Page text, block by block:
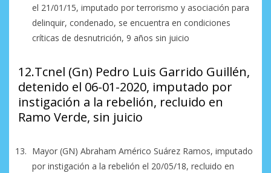
el 21/01/15, imputado por terrorismo y asociación para
delinquir, condenado, se encuentra en condiciones
críticas de desnutrición, 9 años sin juicio
12.Tcnel (Gn) Pedro Luis Garrido Guillén,
detenido el 06-01-2020, imputado por
instigación a la rebelión, recluido en
Ramo Verde, sin juicio
Mayor (GN) Abraham Américo Suárez Ramos, imputado
por instigación a la rebelión el 20/05/18, recluido en